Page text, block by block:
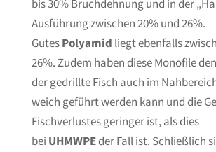
bis 30% Bruchdehnung und in der
Ausführung zwischen 20% und 26%.
GutesPolyamid liegt ebenfalls
26%. Zudem haben diese Monofile
der gedrillte Fisch auch im
weich geführt werden kann und die
Fischverlustes geringer ist, als dies
bei UHMWPEder Fall ist. Schließlich